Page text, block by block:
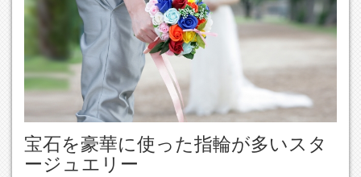
宝石を豪華に使った指輪が多いスタ
ージュエリー